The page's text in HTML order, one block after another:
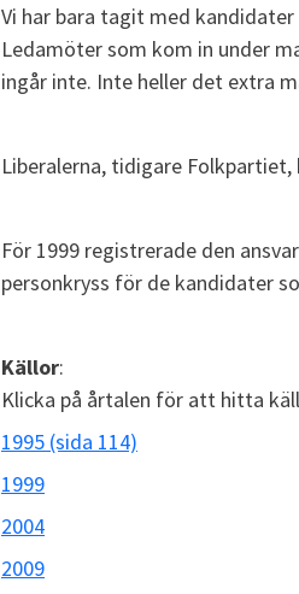
Vi har bara tagit med
Ledamöter som kom in under
ingår inte. Inte heller det extra
Liberalerna, tidigare
För 1999 registrerade den
personkryss för de kandidater
Källor:
Klicka på årtalen för att hitta
1995 (sida 114)
1999
2004
2009